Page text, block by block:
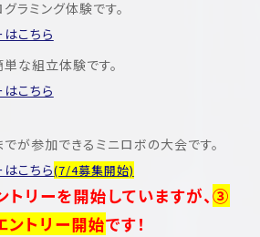
ラミング体験です。
こちら
な組立体験です。
こちら
が参加できるミニロボの大会です。
こちら(7/4募集開始)
リーを開始していますが、③
ントリー開始です！